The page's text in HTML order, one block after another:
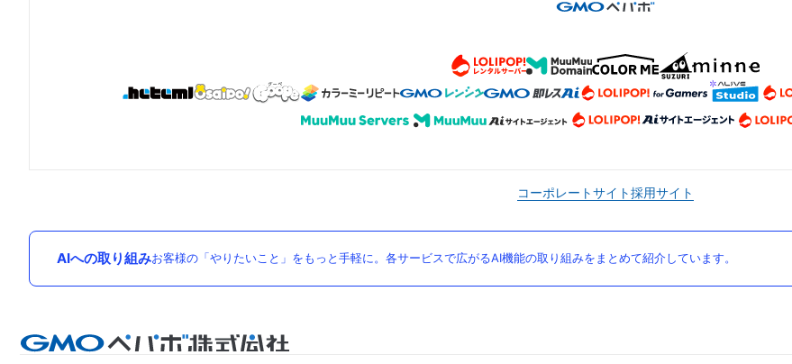
コーポレートサイト採用サイト
AIへの取り組みお客様の「やりたいこと」をもっと手軽に。各サービスで広がるAI機能の取り組みをまとめて紹介しています。